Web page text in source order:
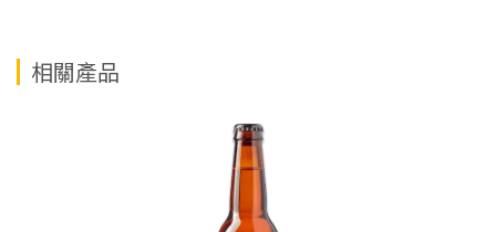
相關產品